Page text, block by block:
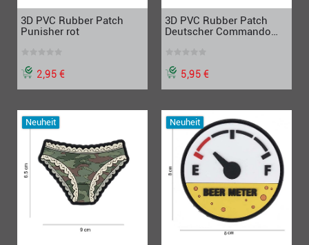
3D PVC Rubber Patch
Punisher rot
2,95 €
3D PVC Rubber Patch
Deutscher Commando
5,95 €
Neuheit Neuheit